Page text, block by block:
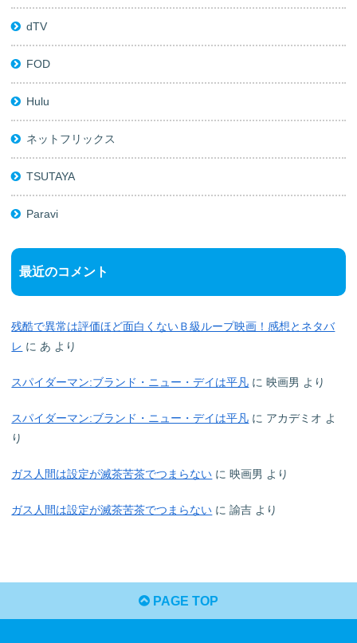
dTV
FOD
Hulu
ネットフリックス
TSUTAYA
Paravi
最近のコメント
残酷で異常は評価ほど面白くないＢ級ループ映画！感想とネタバ
レ に あ より
スパイダーマン:ブランド・ニュー・デイは平凡 に映画男 より
スパイダーマン:ブランド・ニュー・デイは平凡 に アカデミオ よ
り
ガス人間は設定が滅茶苦茶でつまらない に映画男 より
ガス人間は設定が滅茶苦茶でつまらない に諭吉 より
PAGE TOP